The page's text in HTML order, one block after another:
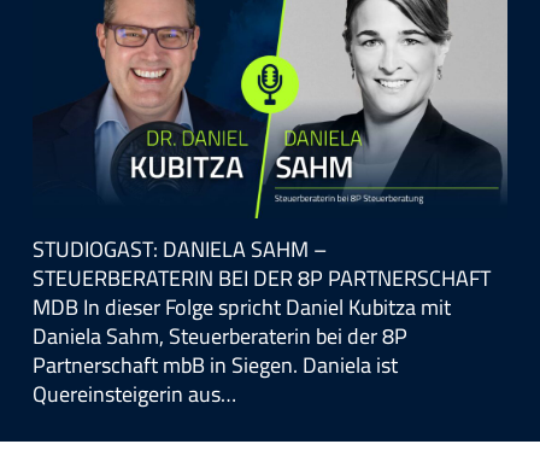
STUDIOGAST: DANIELA SAHM –
STEUERBERATERIN BEI DER 8P PARTNERSCHAFT
MDB In dieser Folge spricht Daniel Kubitza mit
Daniela Sahm, Steuerberaterin bei der 8P
Partnerschaft mbB in Siegen. Daniela ist
Quereinsteigerin aus…